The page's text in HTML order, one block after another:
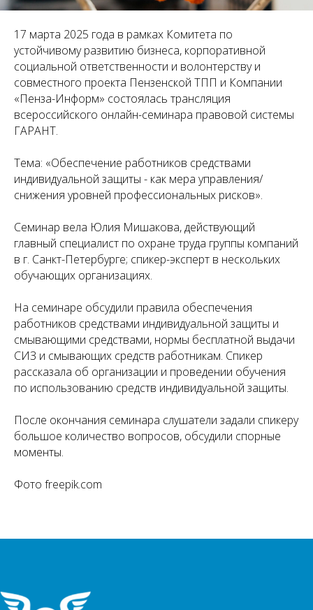
17 марта 2025 года в рамках Комитета по
устойчивому развитию бизнеса, корпоративной
социальной ответственности и волонтерству и
совместного проекта Пензенской ТПП и Компании
«Пенза-Информ» состоялась трансляция
всероссийского онлайн-семинара правовой системы
ГАРАНТ.
Тема: «Обеспечение работников средствами
индивидуальной защиты - как мера управления/
снижения уровней профессиональных рисков».
Семинар вела Юлия Мишакова, действующий
главный специалист по охране труда группы компаний
в г. Санкт-Петербурге; спикер-эксперт в нескольких
обучающих организациях.
На семинаре обсудили правила обеспечения
работников средствами индивидуальной защиты и
смывающими средствами, нормы бесплатной выдачи
СИЗ и смывающих средств работникам. Спикер
рассказала об организации и проведении обучения
по использованию средств индивидуальной защиты.
После окончания семинара слушатели задали спикеру
большое количество вопросов, обсудили спорные
моменты.
Фото freepik.com